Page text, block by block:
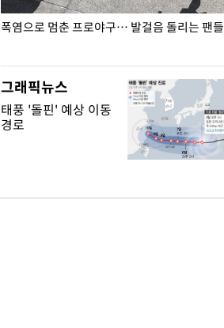
폭염으로 멈춘 프로야구… 발걸음 돌리는 팬들
그래픽뉴스
태풍 '돌핀' 예상 이동
경로